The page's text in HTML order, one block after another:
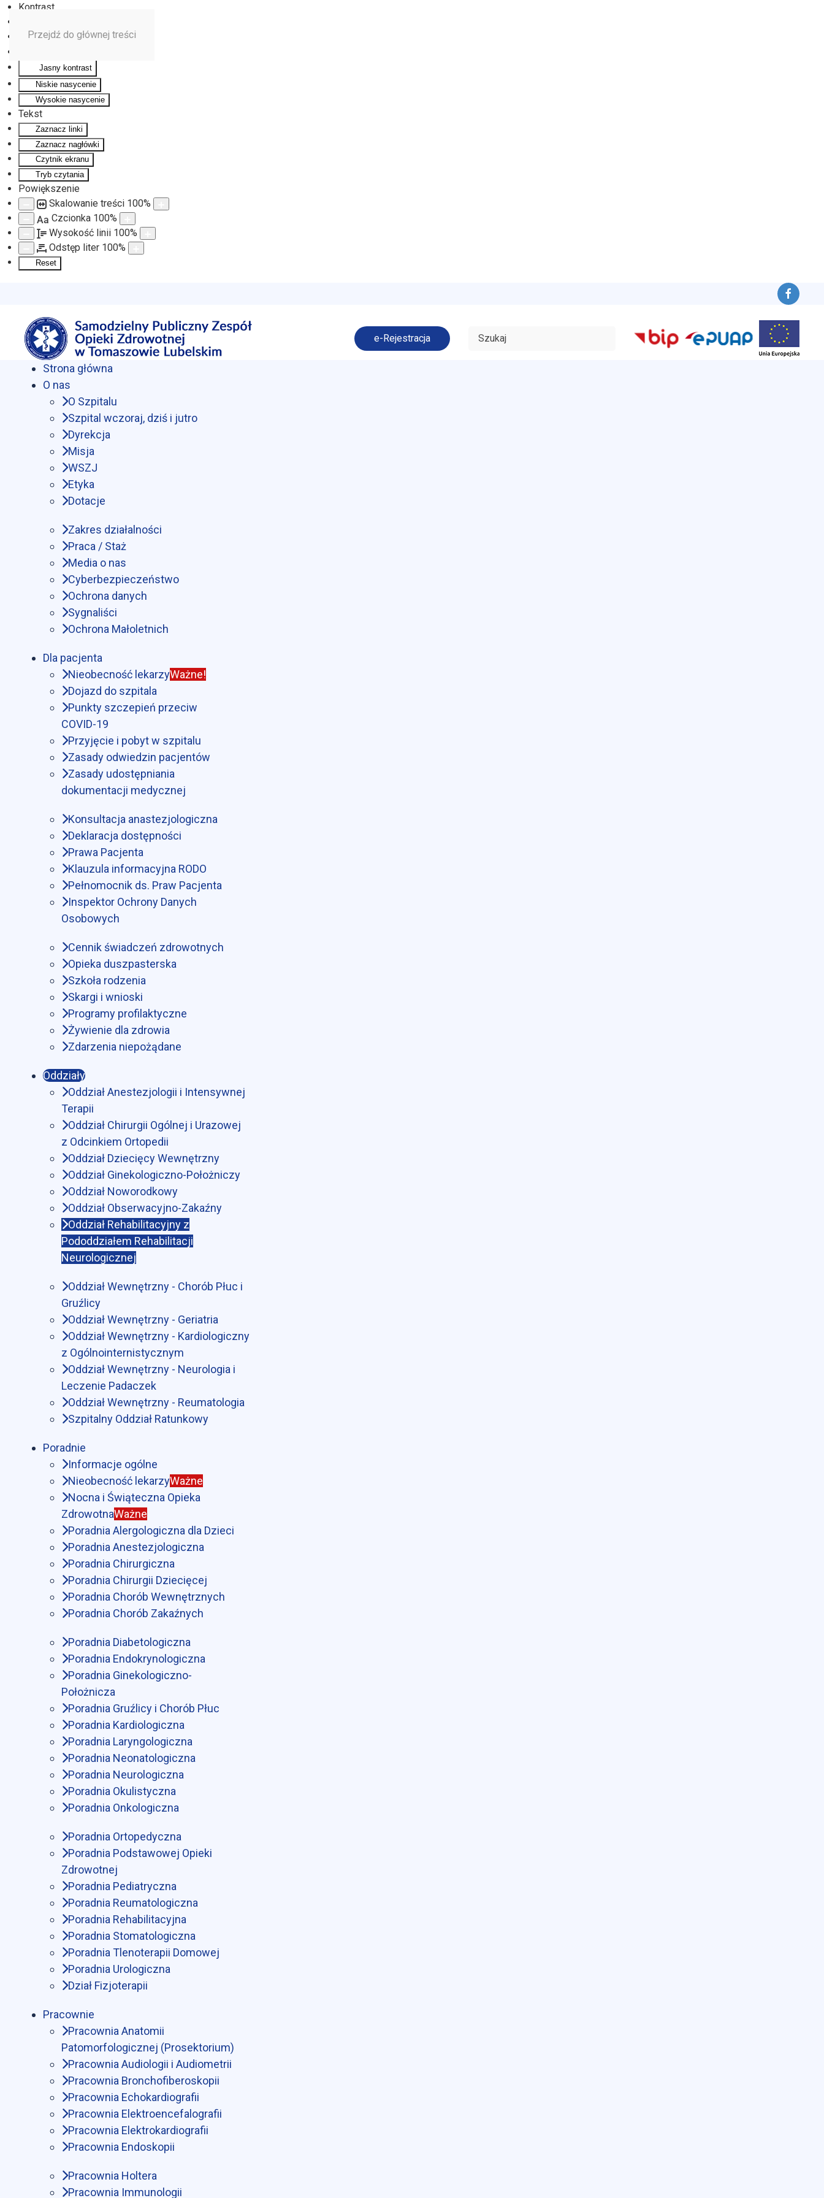
Kontrast
Monochromatyczny
Jasny kontrast
Niskie nasycenie
Wysokie nasycenie
Tekst
Zaznacz linki
Zaznacz nagłówki
Czytnik ekranu
Tryb czytania
Powiększenie
Skalowanie treści 100%
Aa Czcionka 100%
Wysokość linii 100%
Odstęp liter 100%
Reset
Przejdź do głównej treści
e-Rejestracja
Strona główna
O nas
O Szpitalu
Szpital wczoraj, dziś i jutro
Dyrekcja
Misja
WSZJ
Etyka
Dotacje
Zakres działalności
Praca / Staż
Media o nas
Cyberbezpieczeństwo
Ochrona danych
Sygnaliści
Ochrona Małoletnich
Dla pacjenta
Nieobecność lekarzyWażne!
Dojazd do szpitala
Punkty szczepień przeciw
COVID-19
Przyjęcie i pobyt w szpitalu
Zasady odwiedzin pacjentów
Zasady udostępniania
dokumentacji medycznej
Konsultacja anastezjologiczna
Deklaracja dostępności
Prawa Pacjenta
Klauzula informacyjna RODO
Pełnomocnik ds. Praw Pacjenta
Inspektor Ochrony Danych
Osobowych
Cennik świadczeń zdrowotnych
Opieka duszpasterska
Szkoła rodzenia
Skargi i wnioski
Programy profilaktyczne
Żywienie dla zdrowia
Zdarzenia niepożądane
Oddziały
Oddział Anestezjologii i Intensywnej
Terapii
Oddział Chirurgii Ogólnej i Urazowej
z Odcinkiem Ortopedii
Oddział Dziecięcy Wewnętrzny
Oddział Ginekologiczno-Położniczy
Oddział Noworodkowy
Oddział Obserwacyjno-Zakaźny
Oddział Rehabilitacyjny z
Pododdziałem Rehabilitacji
Neurologicznej
Oddział Wewnętrzny - Chorób Płuc i
Gruźlicy
Oddział Wewnętrzny - Geriatria
Oddział Wewnętrzny - Kardiologiczny
z Ogólnointernistycznym
Oddział Wewnętrzny - Neurologia i
Leczenie Padaczek
Oddział Wewnętrzny - Reumatologia
Szpitalny Oddział Ratunkowy
Poradnie
Informacje ogólne
Nieobecność lekarzyWażne
Nocna i Świąteczna Opieka
ZdrowotnaWażne
Poradnia Alergologiczna dla Dzieci
Poradnia Anestezjologiczna
Poradnia Chirurgiczna
Poradnia Chirurgii Dziecięcej
Poradnia Chorób Wewnętrznych
Poradnia Chorób Zakaźnych
Poradnia Diabetologiczna
Poradnia Endokrynologiczna
Poradnia Ginekologiczno-
Położnicza
Poradnia Gruźlicy i Chorób Płuc
Poradnia Kardiologiczna
Poradnia Laryngologiczna
Poradnia Neonatologiczna
Poradnia Neurologiczna
Poradnia Okulistyczna
Poradnia Onkologiczna
Poradnia Ortopedyczna
Poradnia Podstawowej Opieki
Zdrowotnej
Poradnia Pediatryczna
Poradnia Reumatologiczna
Poradnia Rehabilitacyjna
Poradnia Stomatologiczna
Poradnia Tlenoterapii Domowej
Poradnia Urologiczna
Dział Fizjoterapii
Pracownie
Pracownia Anatomii
Patomorfologicznej (Prosektorium)
Pracownia Audiologii i Audiometrii
Pracownia Bronchofiberoskopii
Pracownia Echokardiografii
Pracownia Elektroencefalografii
Pracownia Elektrokardiografii
Pracownia Endoskopii
Pracownia Holtera
Pracownia Immunologii